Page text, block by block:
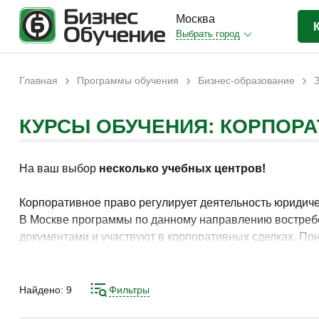
Москва
Выбрать город
Отраслевые (247)
Промышленное обучение (11)
Дизайн (3)
Личностный рост
Главная › Программы обучения › Бизнес-образование ›
КУРСЫ ОБУЧЕНИЯ:
На ваш выбор несколько учебных центров!
Корпоративное право регулирует деятельность
В Москве программы по данному направлению
документами и участвуют в корпоративных сделках.
Освоение инструментов подготовки корпоративных
позволяет выстроить системный подход к
Найдено: 9 Фильтры